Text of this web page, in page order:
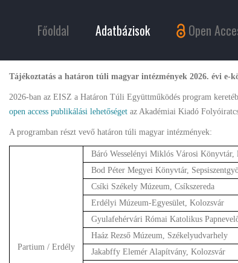
Főoldal Adatbázisok Open
Tájékoztatás a határon túli magyar intézmények 2026. évi e-
2026-ban az EISZ a Határon Túli Együttműködés program
open access publikálási lehetőséget az Akadémiai Kiadó
A programban részt vevő határon túli magyar intézmények:
Partium / Erdély
Báró Wesselényi Miklós Városi Könyvtár,
Bod Péter Megyei Könyvtár,
Csíki Székely Múzeum, Csíkszereda
Erdélyi Múzeum-Egyesület, Kolozsvár
Gyulafehérvári Római Katolikus
Haáz Rezső Múzeum, Székelyudvarhely
Jakabffy Elemér Alapítvány, Kolozsvár